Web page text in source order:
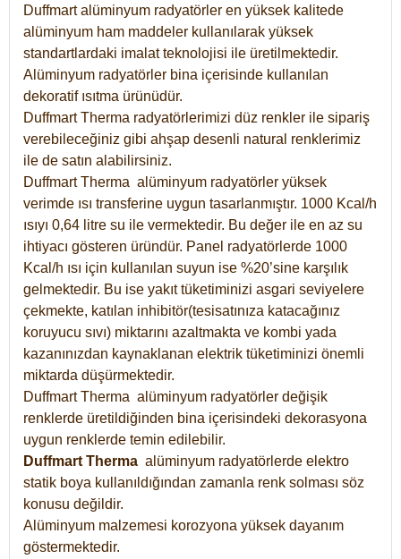
Duffmart alüminyum radyatörler en yüksek kalitede
alüminyum ham maddeler kullanılarak yüksek
standartlardaki imalat teknolojisi ile üretilmektedir.
Alüminyum radyatörler bina içerisinde kullanılan
dekoratif ısıtma ürünüdür.
Duffmart Therma radyatörlerimizi düz renkler ile sipariş
verebileceğiniz gibi ahşap desenli natural renklerimiz
ile de satın alabilirsiniz.
Duffmart Therma alüminyum radyatörler yüksek
verimde ısı transferine uygun tasarlanmıştır. 1000 Kcal/h
ısıyı 0,64 litre su ile vermektedir. Bu değer ile en az su
ihtiyacı gösteren üründür. Panel radyatörlerde 1000
Kcal/h ısı için kullanılan suyun ise %20’sine karşılık
gelmektedir. Bu ise yakıt tüketiminizi asgari seviyelere
çekmekte, katılan inhibitör(tesisatınıza katacağınız
koruyucu sıvı) miktarını azaltmakta ve kombi yada
kazanınızdan kaynaklanan elektrik tüketiminizi önemli
miktarda düşürmektedir.
Duffmart Therma alüminyum radyatörler değişik
renklerde üretildiğinden bina içerisindeki dekorasyona
uygun renklerde temin edilebilir.
Duffmart Therma alüminyum radyatörlerde elektro
statik boya kullanıldığından zamanla renk solması söz
konusu değildir.
Alüminyum malzemesi korozyona yüksek dayanım
göstermektedir.